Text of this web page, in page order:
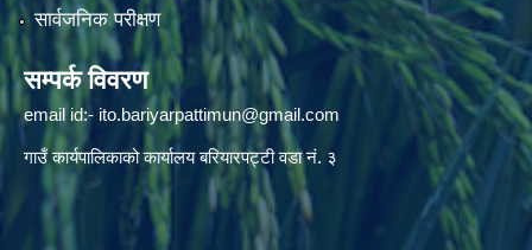
सार्वजनिक परीक्षण
सम्पर्क विवरण
email id:- ito.bariyarpattimun@gmail.com
गाउँ कार्यपालिकाको कार्यालय बरियारपट्टी वडा नं. ३